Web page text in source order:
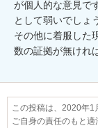
が個人的な意見で
として弱いでしょ
その他に着服した
数の証拠が無けれ
この投稿は、2020年1
ご自身の責任のもと